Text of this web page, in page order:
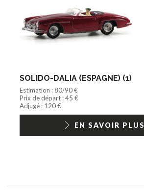
SOLIDO-DALIA (ESPAGNE) (1)
Estimation : 80/90 €
Prix de départ : 45 €
Adjugé : 120 €
EN SAVOIR PLUS